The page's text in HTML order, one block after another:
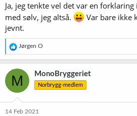
Ja, jeg tenkte vel det var en
med sølv, jeg altså.
Var bare ikke
jevnt.
R
e
a
k
s
j
o
e
Jørgen O
M MonoBryggeriet
Norbrygg-medlem
14 Feb 2021